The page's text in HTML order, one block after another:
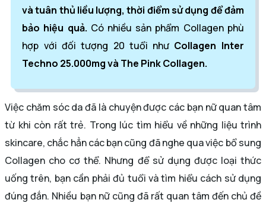
và tuân thủ liều lượng, thời điểm sử dụng để đảm
bảo hiệu quả. Có nhiều sản phẩm Collagen phù
hợp với đối tượng 20 tuổi như Collagen Inter
Techno 25.000mg và The Pink Collagen.
Việc chăm sóc da đã là chuyện được các bạn nữ quan tâm
từ khi còn rất trẻ. Trong lúc tìm hiểu về những liệu trình
skincare, chắc hẳn các bạn cũng đã nghe qua việc bổ sung
Collagen cho cơ thể. Nhưng để sử dụng được loại thức
uống trên, bạn cần phải đủ tuổi và tìm hiểu cách sử dụng
đúng đắn. Nhiều bạn nữ cũng đã rất quan tâm đến chủ đề